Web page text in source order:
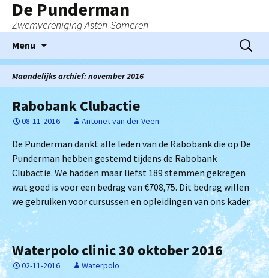
De Punderman
Zwemvereniging Asten-Someren
Menu
de
inhoud
Zoeken
naar:
Maandelijks archief: november 2016
Rabobank Clubactie
08-11-2016 Antonet van der Veen
De Punderman dankt alle leden van de Rabobank die op De
Punderman hebben gestemd tijdens de Rabobank
Clubactie. We hadden maar liefst 189 stemmen gekregen
wat goed is voor een bedrag van €708,75. Dit bedrag willen
we gebruiken voor cursussen en opleidingen van ons kader.
Waterpolo clinic 30 oktober 2016
02-11-2016 Waterpolo